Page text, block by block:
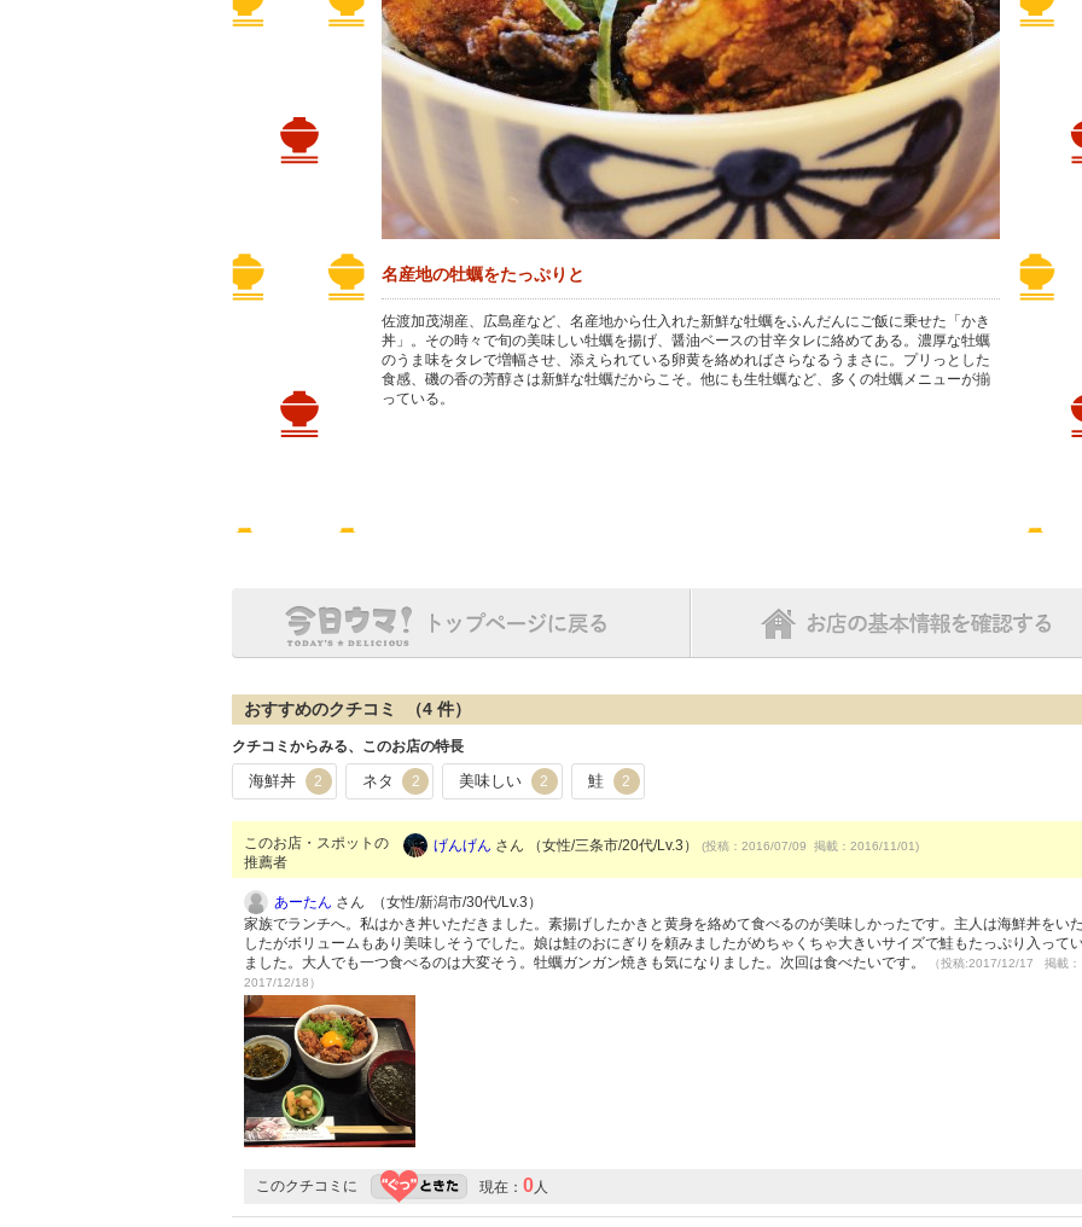
名産地の牡蠣をたっぷりと
佐渡加茂湖産、広島産など、名産地から仕入れた新鮮な牡蠣をふんだんにご飯に乗せた「かき
丼」。その時々で旬の美味しい牡蠣を揚げ、醤油ベースの甘辛タレに絡めてある。濃厚な牡蠣
のうま味をタレで増幅させ、添えられている卵黄を絡めればさらなるうまさに。プリっとした
食感、磯の香の芳醇さは新鮮な牡蠣だからこそ。他にも生牡蠣など、多くの牡蠣メニューが揃
っている。
おすすめのクチコミ （4 件）
クチコミからみる、このお店の特長
海鮮丼 2 ネタ 2 美味しい 2 鮭 2
このお店・スポットの
推薦者
げんげん さん （女性/三条市/20代/Lv.3） (投稿：2016/07/09 掲載：2016/11/01)
あーたん さん （女性/新潟市/30代/Lv.3）
家族でランチへ。私はかき丼いただきました。素揚げしたかきと黄身を絡めて食べるのが美味しかったです。主人は海鮮丼をい
したがボリュームもあり美味しそうでした。娘は鮭のおにぎりを頼みましたがめちゃくちゃ大きいサイズで鮭もたっぷり入って
ました。大人でも一つ食べるのは大変そう。牡蠣ガンガン焼きも気になりました。次回は食べたいです。
（投稿:2017/12/17 掲載：
2017/12/18）
このクチコミに 現在： 0 人